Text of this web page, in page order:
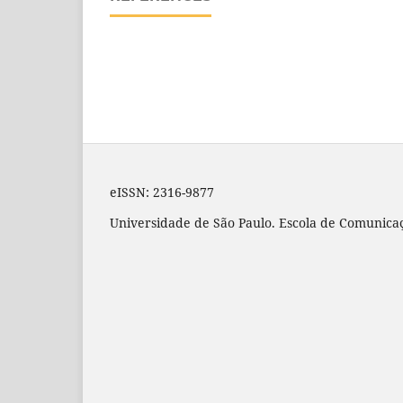
eISSN: 2316-9877
Universidade de São Paulo. Escola de